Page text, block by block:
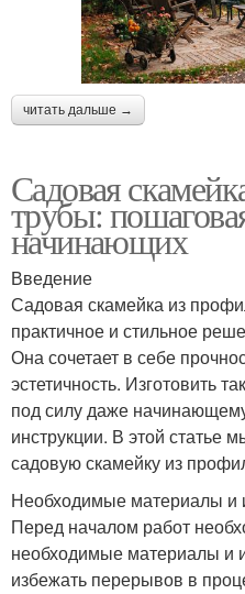
читать дальше →
Садовая
трубы:
начинающих
Введение
Садовая скамейка из
практичное и стильное
Она сочетает в себе
эстетичность. Изготовить
под силу даже
инструкции. В этой статье
садовую скамейку из
Необходимые материалы и
Перед началом работ
необходимые материалы и
избежать перерывов в